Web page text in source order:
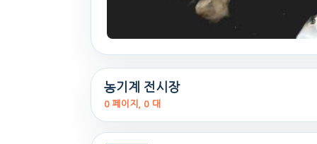
농기계 전시장
0 페이지, 0 대